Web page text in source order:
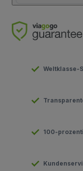
Weltklasse-
100-